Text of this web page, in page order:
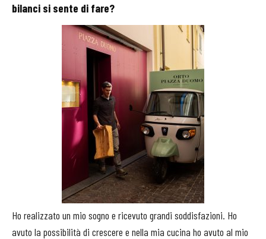
bilanci si sente di fare?
Ho realizzato un mio sogno e ricevuto grandi soddisfazioni. Ho
avuto la possibilità di crescere e nella mia cucina ho avuto al mio